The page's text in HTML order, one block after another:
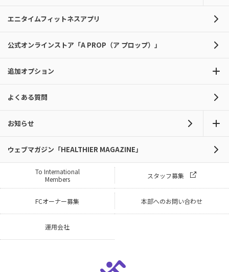
エニタイムフィットネスアプリ
公式オンラインストア「A PROP（ア プロップ）」
追加オプション
よくある質問
お知らせ
ウェブマガジン「HEALTHIER MAGAZINE」
To International
Members
スタッフ募集
FCオーナー募集 本部へのお問い合わせ
運用会社